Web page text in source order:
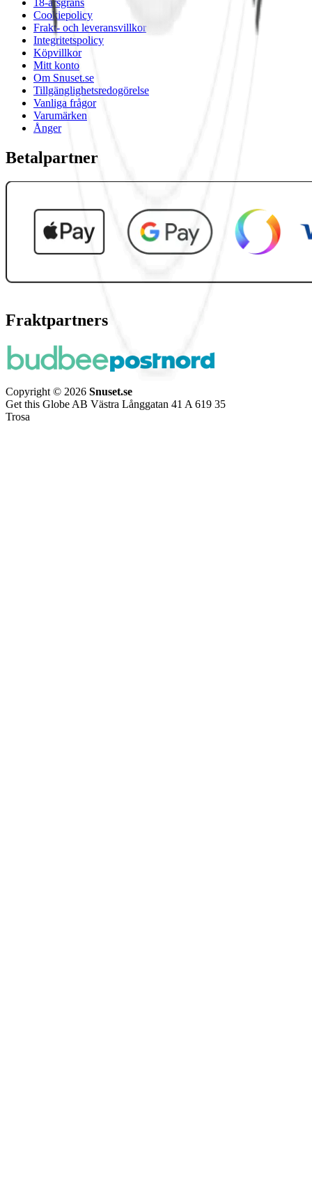
18-årsgräns
Cookiepolicy
Frakt- och leveransvillkor
Integritetspolicy
Köpvillkor
Mitt konto
Om Snuset.se
Tillgänglighetsredogörelse
Vanliga frågor
Varumärken
Ånger
Betalpartner
Fraktpartners
Copyright © 2026 Snuset.se
Get this Globe AB Västra Långgatan 41 A 619 35
Trosa